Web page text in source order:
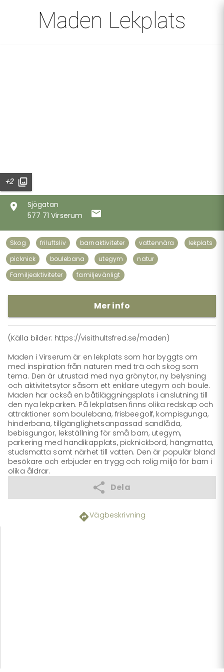
Maden Lekplats
+2
Sjögatan
577 71 Virserum
Skog friluftsliv barnaktiviteter vattennära
lekplats
picknick
boulebana utegym
natur
Familjeaktiviteter
familjevänligt
Mer info
(Källa bilder: https://visithultsfred.se/maden)
Maden i Virserum är en lekplats som har byggts om
med inspiration från naturen med trä och skog som
tema. Den är utrustad med nya grönytor, ny belysning
och aktivitetsytor såsom ett enklare utegym och boule.
Maden har också en båtiläggningsplats i anslutning till
den nya lekparken. På lekplatsen finns olika redskap och
attraktioner som boulebana, frisbeegolf, kompisgunga,
hinderbana, tillgänglighetsanpassad sandlåda,
bebisgungor, lekställning för små barn, utegym,
parkering med handikapplats, picknickbord, hängmatta,
studsmatta samt närhet till vatten. Den är populär bland
besökare och erbjuder en trygg och rolig miljö för barn i
olika åldrar.
Dela
Vägbeskrivning